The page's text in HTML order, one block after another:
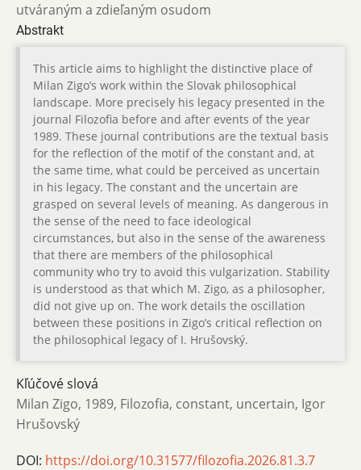
utváraným a zdieľaným osudom
Abstrakt
This article aims to highlight the distinctive place of
Milan Zigo’s work within the Slovak philosophical
landscape. More precisely his legacy presented in the
journal Filozofia before and after events of the year
1989. These journal contributions are the textual basis
for the reflection of the motif of the constant and, at
the same time, what could be perceived as uncertain
in his legacy. The constant and the uncertain are
grasped on several levels of meaning. As dangerous in
the sense of the need to face ideological
circumstances, but also in the sense of the awareness
that there are members of the philosophical
community who try to avoid this vulgarization. Stability
is understood as that which M. Zigo, as a philosopher,
did not give up on. The work details the oscillation
between these positions in Zigo’s critical reflection on
the philosophical legacy of I. Hrušovský.
Kľúčové slová
Milan Zigo, 1989, Filozofia, constant, uncertain, Igor
Hrušovský
DOI: https://doi.org/10.31577/filozofia.2026.81.3.7